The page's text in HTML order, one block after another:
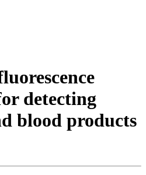
detecting
blood products